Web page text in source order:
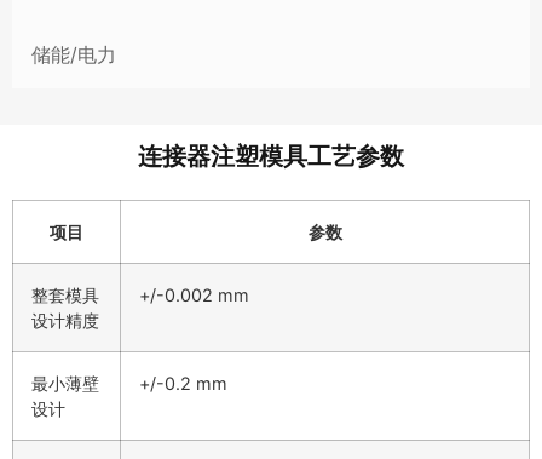
储能/电力
连接器注塑模具工艺参数
项目 参数
整套模具
设计精度
+/-0.002 mm
最小薄壁
设计
+/-0.2 mm